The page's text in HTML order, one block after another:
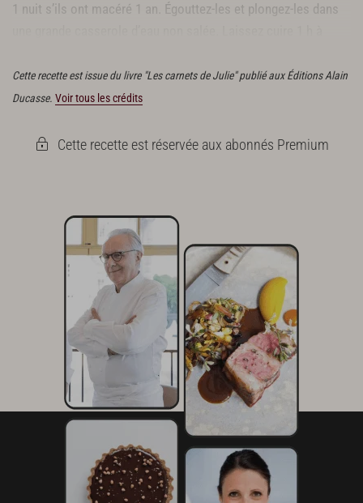
1 nuit s’ils ont macéré 1 an. Égouttez-les et plongez-les dans
Cette recette est issue du livre "Les carnets de Julie" publié aux Éditions Alain
Ducasse. Voir tous les crédits
Cette recette est réservée aux abonnés Premium